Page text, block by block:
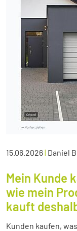
15.06.2026| Daniel
Mein Kunde
wie mein
kauft
Kunden kaufen,